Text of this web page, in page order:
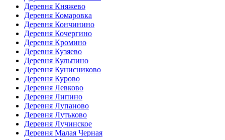
Деревня Княжево
Деревня Комаровка
Деревня Кончинино
Деревня Кочергино
Деревня Кромино
Деревня Кузяево
Деревня Кульпино
Деревня Кунисниково
Деревня Курово
Деревня Левково
Деревня Липино
Деревня Лупаново
Деревня Лутьково
Деревня Лучинское
Деревня Малая Черная